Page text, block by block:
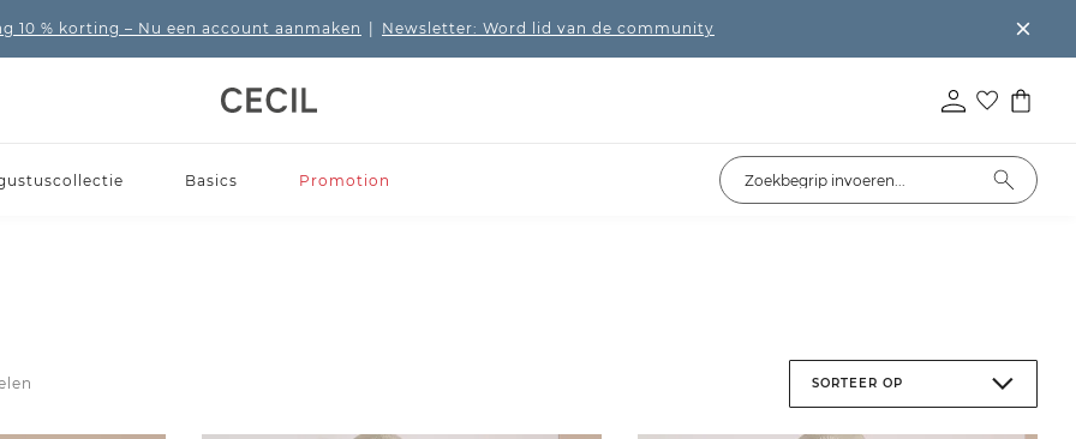
10 % korting – Nu een account aanmaken Newsletter: Word lid van de community
Basics Promotion
SORTEER OP